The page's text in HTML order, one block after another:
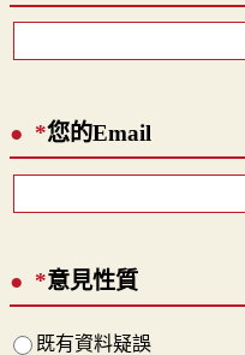
*您的Email
*意見性質
既有資料疑誤